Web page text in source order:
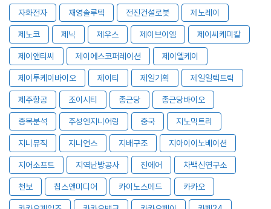
자화전자 재영솔루텍 전진건설로봇 제노레이
제노코 제닉 제우스 제이브이엠 제이씨케미칼
제이앤티씨 제이에스코퍼레이션 제이엘케이
제이투케이바이오 제이티 제일기획 제일일렉트릭
제주항공 조이시티 종근당 종근당바이오
종목분석 주성엔지니어링 중국 지노믹트리
지니뮤직 지니언스 지배구조 지아이이노베이션
지어소프트 지역난방공사 진에어 차백신연구소
천보 칩스앤미디어 카이노스메드 카카오